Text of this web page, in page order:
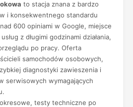
to stacja znana z bardzo
i konsekwentnego standardu
600 opiniami w Google, miejsce
z długimi godzinami działania,
po pracy. Oferta
samochodów osobowych,
diagnostyki zawieszenia i
serwisowych wymagających
testy techniczne po